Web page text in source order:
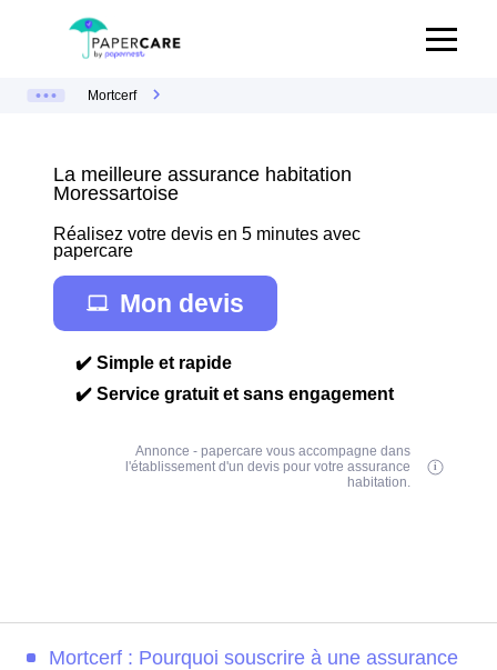
Mortcerf
La meilleure assurance habitation
Moressartoise
Réalisez votre devis en 5 minutes avec
papercare
Mon devis
✔️ Simple et rapide
✔️ Service gratuit et sans engagement
Annonce - papercare vous accompagne dans
l'établissement d'un devis pour votre assurance
habitation.
Mortcerf : Pourquoi souscrire à une assurance